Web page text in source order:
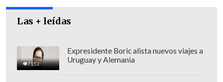
Las + leídas
7153
Expresidente Boric alista nuevos viajes a
Uruguay y Alemania